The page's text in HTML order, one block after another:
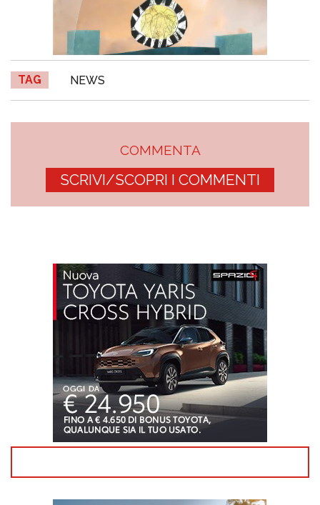
TAG NEWS
COMMENTA
SCRIVI/SCOPRI I COMMENTI